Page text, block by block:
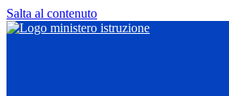
Salta al contenuto